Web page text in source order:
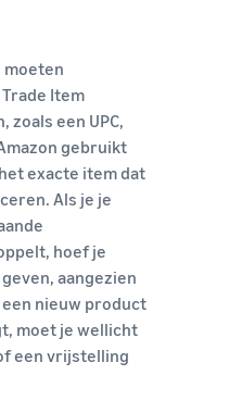
moeten
Item
zoals een UPC,
gebruikt
exacte item dat
Als je je
hoef je
aangezien
nieuw product
moet je wellicht
een vrijstelling